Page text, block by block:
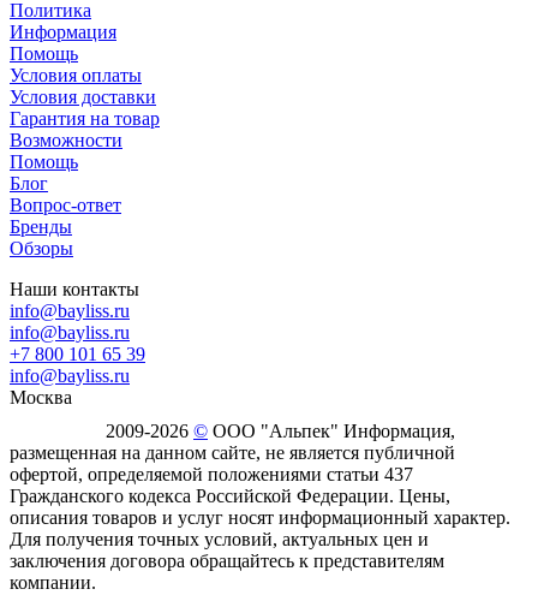
Политика
Информация
Помощь
Условия оплаты
Условия доставки
Гарантия на товар
Возможности
Помощь
Блог
Вопрос-ответ
Бренды
Обзоры
Наши контакты
info@bayliss.ru
info@bayliss.ru
+7 800 101 65 39
info@bayliss.ru
Москва
2009-2026 © ООО "Альпек" Информация,
размещенная на данном сайте, не является публичной
офертой, определяемой положениями статьи 437
Гражданского кодекса Российской Федерации. Цены,
описания товаров и услуг носят информационный характер.
Для получения точных условий, актуальных цен и
заключения договора обращайтесь к представителям
компании.